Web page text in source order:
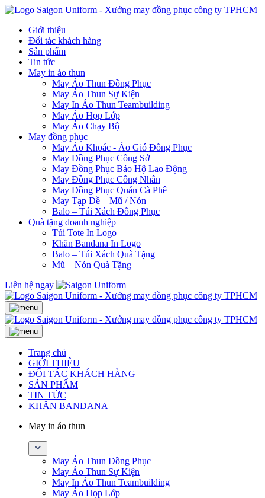
Giới thiệu
Đối tác khách hàng
Sản phẩm
Tin tức
May in áo thun
May Áo Thun Đồng Phục
May Áo Thun Sự Kiện
May In Áo Thun Teambuilding
May Áo Họp Lớp
May Áo Chạy Bộ
May đồng phục
May Áo Khoác - Áo Gió Đồng Phục
May Đồng Phục Công Sở
May Đồng Phục Bảo Hộ Lao Động
May Đồng Phục Công Nhân
May Đồng Phục Quán Cà Phê
May Tạp Dề – Mũ / Nón
Balo – Túi Xách Đồng Phục
Quà tặng doanh nghiệp
Túi Tote In Logo
Khăn Bandana In Logo
Balo – Túi Xách Quà Tặng
Mũ – Nón Quà Tặng
Liên hệ ngay
Trang chủ
GIỚI THIỆU
ĐỐI TÁC KHÁCH HÀNG
SẢN PHẨM
TIN TỨC
KHĂN BANDANA
May in áo thun
May Áo Thun Đồng Phục
May Áo Thun Sự Kiện
May In Áo Thun Teambuilding
May Áo Họp Lớp